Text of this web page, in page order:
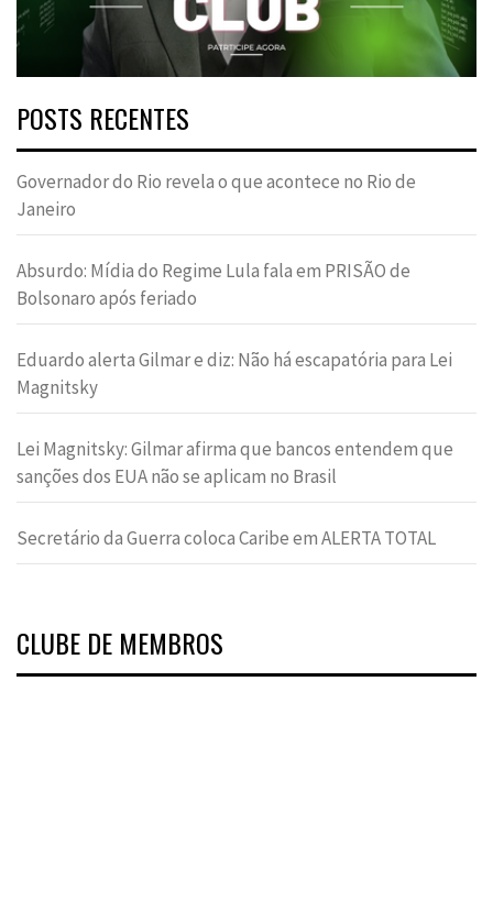
POSTS RECENTES
Governador do Rio revela o que acontece no Rio de
Janeiro
Absurdo: Mídia do Regime Lula fala em PRISÃO de
Bolsonaro após feriado
Eduardo alerta Gilmar e diz: Não há escapatória para Lei
Magnitsky
Lei Magnitsky: Gilmar afirma que bancos entendem que
sanções dos EUA não se aplicam no Brasil
Secretário da Guerra coloca Caribe em ALERTA TOTAL
CLUBE DE MEMBROS